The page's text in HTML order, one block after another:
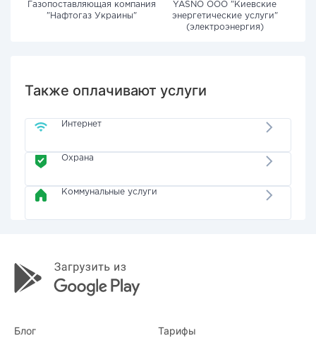
Газопоставляющая компания
"Нафтогаз Украины"
YASNO OOO "Киевские
энергетические услуги"
(электроэнергия)
Также оплачивают услуги
Интернет
Охрана
Коммунальные услуги
Блог Тарифы